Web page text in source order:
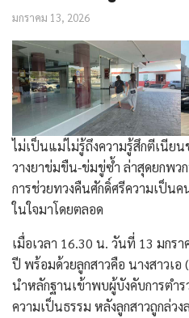
มกราคม 13, 2026
ไม่เป็นแม่ไม่รู้ถึงความรู้สึกตีเนีย
วางยาข่มขืน-ข่มขู่ซ้ำ ล่าสุดยกพว
การช่วยทวงคืนศักดิ์ศรีความเป็น
ในใจมาโดยตลอด
เมื่อเวลา 16.30 น. วันที่ 13 มกร
ปี พร้อมด้วยลูกสาวคือ นางสาวเ
นำหลักฐานเข้าพบผู้บังคับการตำร
ความเป็นธรรม หลังลูกสาวถูกล่ว